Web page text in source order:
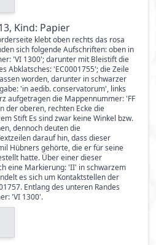
Kind: Papier
klebt oben rechts das rosa
sich folgende Aufschriften: oben in
'VI 1300'; darunter mit Bleistift die
Abklatsches: 'EC0001755'; die Zeile
worden, darunter in schwarzer
'in aedib. conservatorum', links
aufgetragen die Mappennummer: 'FF
der oberen, rechten Ecke die
Stift Es sind zwar keine Winkel bzw.
dennoch deuten die
darauf hin, dass dieser
Hübners gehörte, die er für seine
hatte. Über einer dieser
eine Markierung: 'II' in schwarzem
es sich um Kontaktstellen der
Entlang des unteren Randes
'VI 1300'.